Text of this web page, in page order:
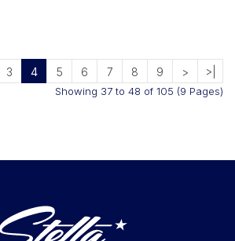
3 4 5 6 7 8 9 > >|
Showing 37 to 48 of 105 (9 Pages)